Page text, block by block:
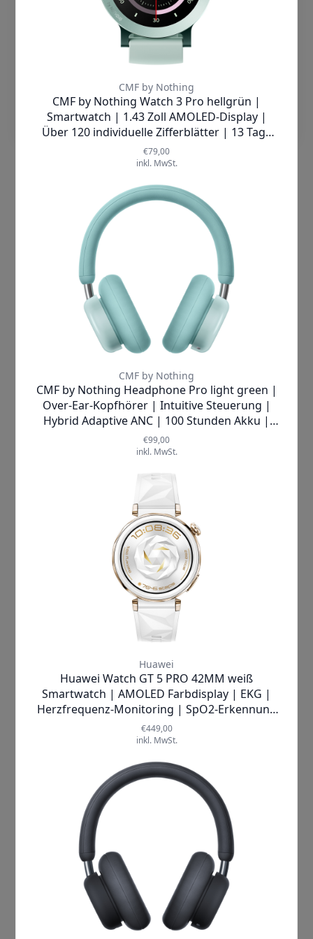
zehn Tage durch. Für besonders lange
Einsätze steht ein Energiesparmodus
bereit, der die Laufzeit auf
Unterstützung für GLONASS, Galileo,
QZSS und Beidou finden Sie immer
sicher Ihren Weg. Die robusteIP68-
Zertifizierunggarantiert Schutz gegen
Wasser und Staub, sodass die Uhr auch
bei Regen oder beim Schwimmen
einsatzbereit bleibt.
Ob beim Joggen im Park, beim Yoga am
Morgen oder während eines wichtigen
Meetings – die CMF by Nothing Watch 3
Pro ist Ihr vielseitiger Partner. Sie
zeichnet Ihre Schritte auf, misst
Kalorienverbrauch und Distanz, steuert
Musik abspielend vom Handgelenk aus
und erinnert Sie zuverlässig an Termine
oder Pausen. Mit integrierten
Funktionen wie Sprachassistent,
Fernsteuerung der Kamera,
Wetteranzeige oder Timer sind Sie
jederzeit bestens organisiert und
vernetzt.
Gönnen Sie sich diesen
technologischen Fortschritt und
setzen Sie neue Maßstäbe in puncto
Gesundheit, Fitness und Lifestyle!
Mehr Informationen
CMF by Nothing
Lieferzeit
1-2 Werktage
Breite (cm)
4.7 cm
1.45 cm
Mehr anzeigen ▼
Verwandte Artikel
Cookies Akzeptieren
Einstellungen